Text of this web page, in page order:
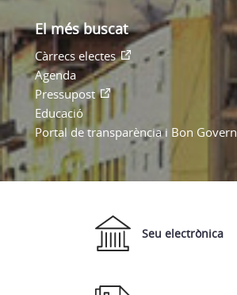
El més buscat
Càrrecs electes
Agenda
Pressupost
Educació
Portal de transparència i Bon Govern
Seu electrònica